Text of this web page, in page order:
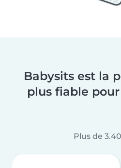
Babysits est la
plus fiable
Plus de